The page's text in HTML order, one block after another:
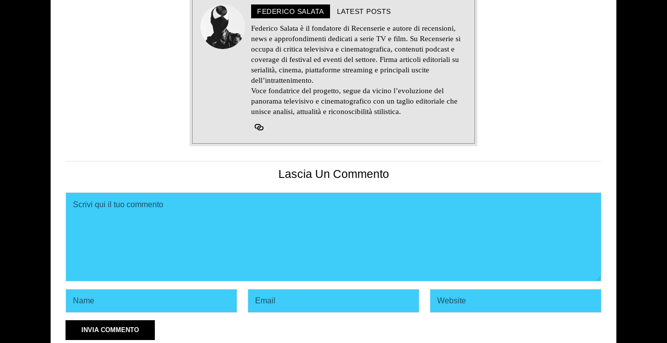
FEDERICO SALATA LATEST POSTS
Federico Salata è il fondatore di Recenserie e autore di recensioni,
news e approfondimenti dedicati a serie TV e film. Su Recenserie si
occupa di critica televisiva e cinematografica, contenuti podcast e
coverage di festival ed eventi del settore. Firma articoli editoriali su
serialità, cinema, piattaforme streaming e principali uscite
dell’intrattenimento.
Voce fondatrice del progetto, segue da vicino l’evoluzione del
panorama televisivo e cinematografico con un taglio editoriale che
unisce analisi, attualità e riconoscibilità stilistica.
Lascia Un Commento